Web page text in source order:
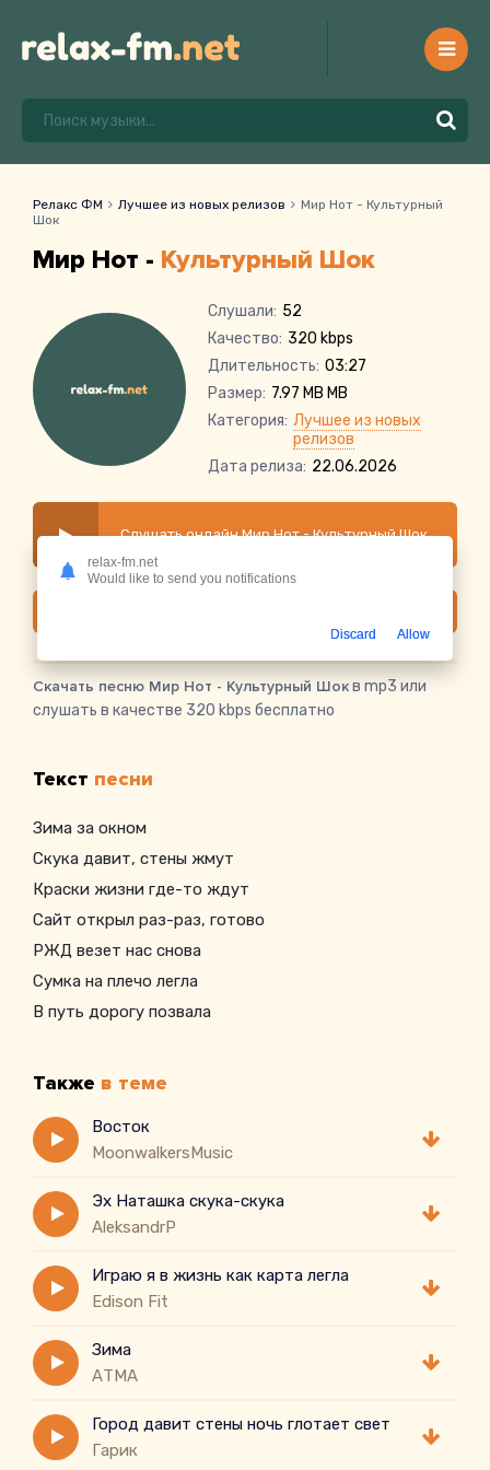
Релакс ФМ Лучшее из новых релизов
Мир Нот - Культурный
Шок
Мир Нот - Культурный Шок
Слушали: 52
Качество: 320 kbps
Длительность: 03:27
Размер: 7.97 MB MB
Категория: Лучшее из новых
релизов
Дата релиза: 22.06.2026
Слушать онлайн Мир Нот - Культурный Шок
Скачать песню Мир Нот - Культурный Шокв mp3 или
слушать в качестве 320 kbps бесплатно
Текст песни
Зима за окном
Скука давит, стены жмут
Краски жизни где-то ждут
Сайт открыл раз-раз, готово
РЖД везет нас снова
Сумка на плечо легла
В путь дорогу позвала
Также в теме
Восток
MoonwalkersMusic
Эх Наташка скука-скука
AleksandrP
Играю я в жизнь как карта легла
Edison Fit
Зима
АТМА
Город давит стены ночь глотает свет
Гарик
relax-fm.net
Would like to send you notifications
Discard Allow